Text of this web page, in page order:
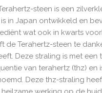
steen is een
is in Japan ontwikkeld en
wat ook in kwarts
de Terahertz-steen te
Deze straling is met een
van terahertz (thz) en
Deze thz-straling